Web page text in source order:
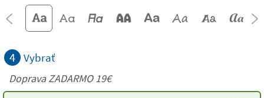
4 Vybrať
Doprava ZADARMO 19€